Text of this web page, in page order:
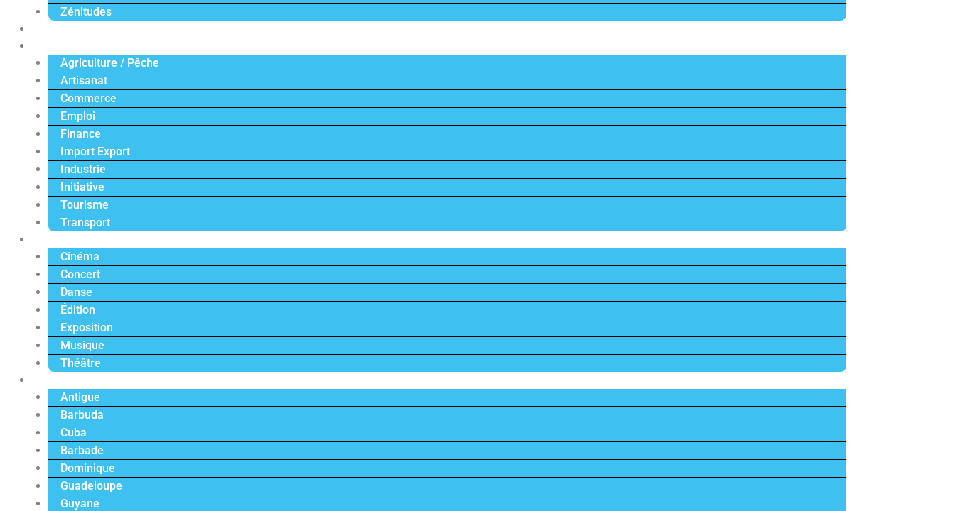
Zénitudes
Agriculture / Pêche
Artisanat
Commerce
Emploi
Finance
Import Export
Industrie
Initiative
Tourisme
Transport
Cinéma
Concert
Danse
Édition
Exposition
Musique
Théâtre
Antigue
Barbuda
Cuba
Barbade
Dominique
Guadeloupe
Guyane